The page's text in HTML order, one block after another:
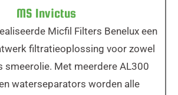
MS Invictus
Micfil Filters Benelux een
filtratieoplossing voor zowel
smeerolie. Met meerdere AL300
waterseparators worden alle